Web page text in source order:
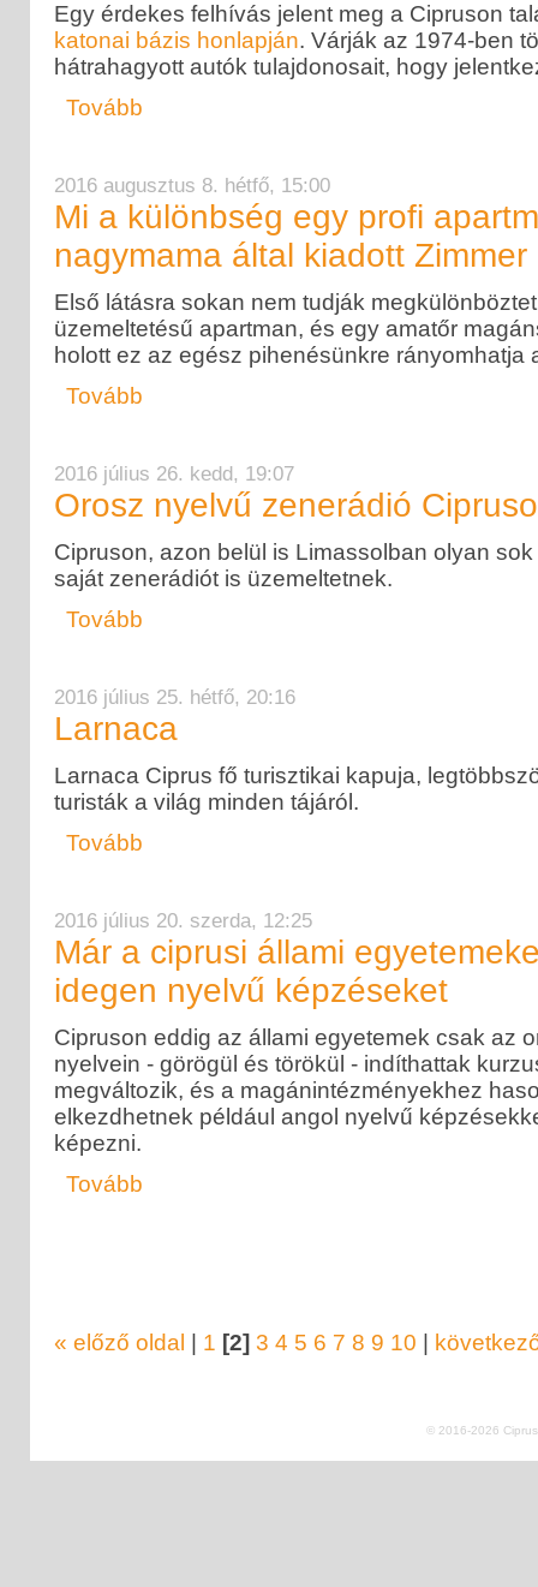
Egy érdekes felhívás jelent meg a Cipruson
katonai bázis honlapján. Várják az 1974-ben
hátrahagyott autók tulajdonosait, hogy
Tovább
2016 augusztus 8. hétfő, 15:00
Mi a különbség egy profi
nagymama által kiadott Zimmer
Első látásra sokan nem tudják
üzemeltetésű apartman, és egy amatőr
holott ez az egész pihenésünkre rányomhatja
Tovább
2016 július 26. kedd, 19:07
Orosz nyelvű zenerádió
Cipruson, azon belül is Limassolban olyan
saját zenerádiót is üzemeltetnek.
Tovább
2016 július 25. hétfő, 20:16
Larnaca
Larnaca Ciprus fő turisztikai kapuja,
turisták a világ minden tájáról.
Tovább
2016 július 20. szerda, 12:25
Már a ciprusi állami
idegen nyelvű képzéseket
Cipruson eddig az állami egyetemek csak az
nyelvein - görögül és törökül - indíthattak
megváltozik, és a magánintézményekhez
elkezdhetnek például angol nyelvű
képezni.
Tovább
« előző oldal 1 [2] 3 4 5 6 7 8 9 10
© 2016-2026